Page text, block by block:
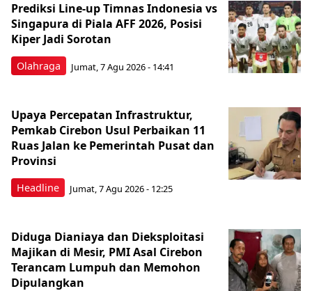
Olahraga
Prediksi Line-up Timnas Indonesia vs
Singapura di Piala AFF 2026, Posisi
Kiper Jadi Sorotan
Jumat, 7 Agu 2026 - 14:41
Headline
Upaya Percepatan Infrastruktur,
Pemkab Cirebon Usul Perbaikan 11
Ruas Jalan ke Pemerintah Pusat dan
Provinsi
Jumat, 7 Agu 2026 - 12:25
Diduga Dianiaya dan Dieksploitasi
Majikan di Mesir, PMI Asal Cirebon
Terancam Lumpuh dan Memohon
Dipulangkan